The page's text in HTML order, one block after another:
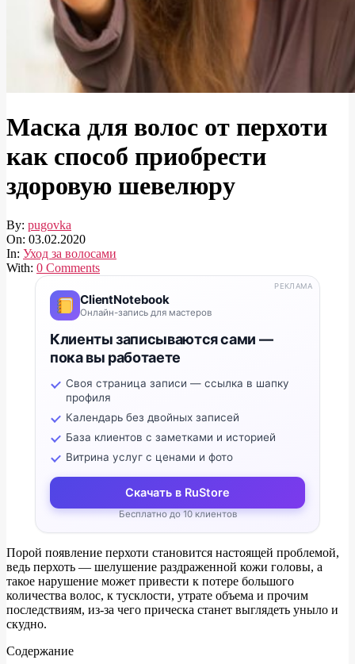
Маска для волос от перхоти
как способ приобрести
здоровую шевелюру
By: pugovka
On: 03.02.2020
In: Уход за волосами
With: 0 Comments
ClientNotebook
Онлайн-запись для мастеров
Клиенты записываются сами —
пока вы работаете
Своя страница записи — ссылка в шапку
профиля
Календарь без двойных записей
База клиентов с заметками и историей
Витрина услуг с ценами и фото
Скачать в RuStore
Бесплатно до 10 клиентов
РЕКЛАМА
Порой появление перхоти становится настоящей проблемой,
ведь перхоть — шелушение раздраженной кожи головы, а
такое нарушение может привести к потере большого
количества волос, к тусклости, утрате объема и прочим
последствиям, из-за чего прическа станет выглядеть уныло и
скудно.
Содержание